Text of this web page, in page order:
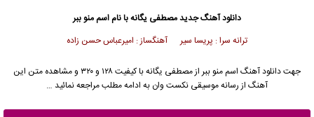
دانلود آهنگ جدیدمصطفی یگانهبا نام اسم منو ببر
ترانه سرا : پریسا سیر آهنگساز : امیرعباس حسن زاده
جهت دانلود آهنگ اسم منو ببر ازمصطفی یگانه
با کیفیت ۱۲۸ و ۳۲۰ و مشاهده متن این
آهنگ از رسانه موسیقی نکست وان به ادامه مطلب مراجعه نمائید …